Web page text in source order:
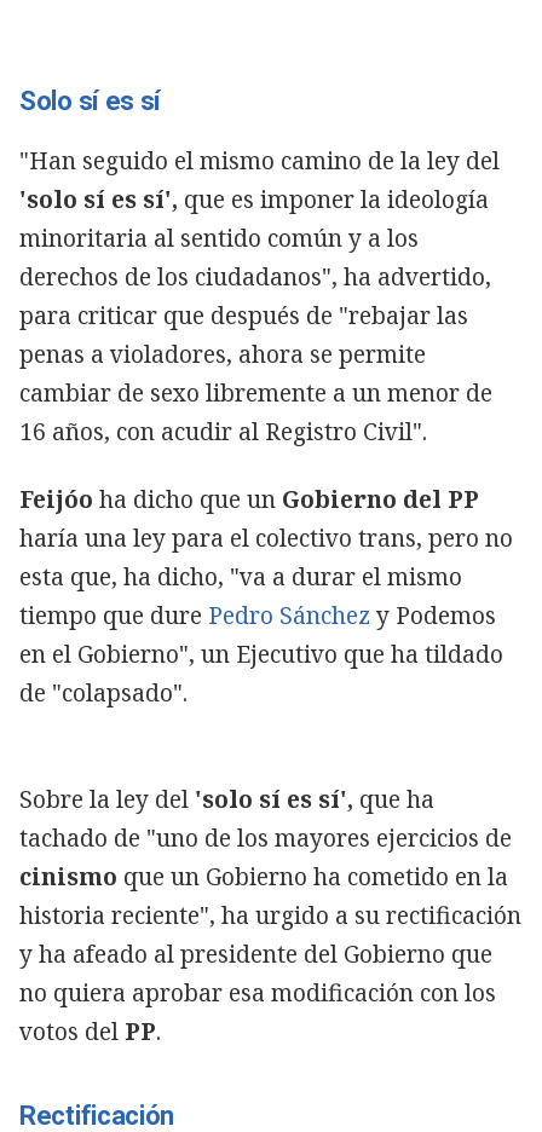
Solo sí es sí
"Han seguido el mismo camino de la ley del
'solo sí es sí', que es imponer la ideología
minoritaria al sentido común y a los
derechos de los ciudadanos", ha advertido,
para criticar que después de "rebajar las
penas a violadores, ahora se permite
cambiar de sexo libremente a un menor de
16 años, con acudir al Registro Civil".
Feijóo ha dicho que un Gobierno del PP
haría una ley para el colectivo trans, pero no
esta que, ha dicho, "va a durar el mismo
tiempo que dure Pedro Sánchez y Podemos
en el Gobierno", un Ejecutivo que ha tildado
de "colapsado".
Sobre la ley del 'solo sí es sí', que ha
tachado de "uno de los mayores ejercicios de
cinismo que un Gobierno ha cometido en la
historia reciente", ha urgido a su rectificación
y ha afeado al presidente del Gobierno que
no quiera aprobar esa modificación con los
votos del PP.
Rectificación